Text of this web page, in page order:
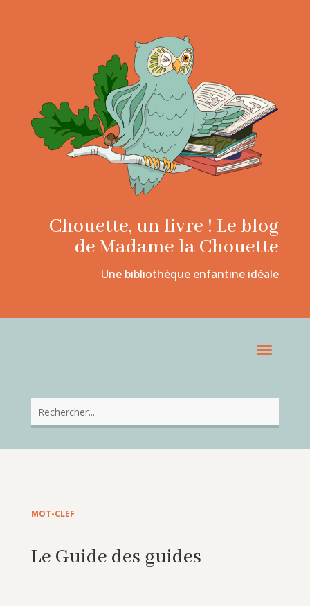
Chouette, un livre ! Le blog
de Madame la Chouette
Une bibliothèque enfantine idéale
MOT-CLEF
Le Guide des guides